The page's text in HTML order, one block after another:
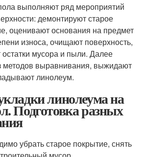
выполняют ряд мероприятий
демонтируют старое
оценивают основания на предмет
износа, очищают поверхность,
мусора и пыли. Далее
методов выравнивания, выжидают
линолеум.
линолеума на
Подготовка разных
убрать старое покрытие, снять